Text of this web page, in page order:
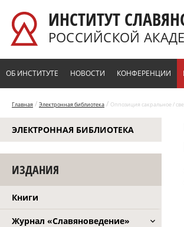
ИНСТИТУТ
РОССИЙСКОЙ
ОБ ИНСТИТУТЕ НОВОСТИ КОНФЕРЕНЦИИ
Главная / Электронная библиотека / Оппозиция сакральное /
ЭЛЕКТРОННАЯ БИБЛИОТЕКА
ИЗДАНИЯ
Книги
Журнал «Славяноведение»